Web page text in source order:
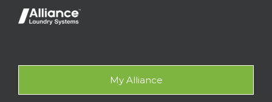
My Alliance